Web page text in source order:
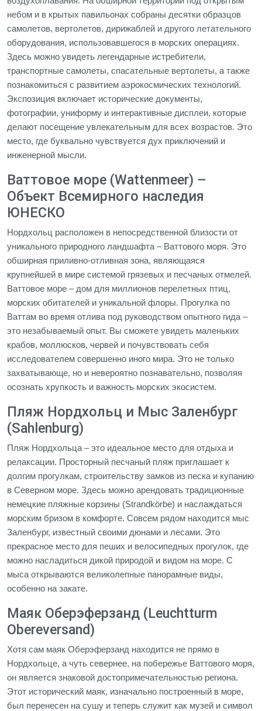
небом и в крытых павильонах собраны десятки образцов
самолетов, вертолетов, дирижаблей и другого летательного
оборудования, использовавшегося в морских операциях.
Здесь можно увидеть легендарные истребители,
транспортные самолеты, спасательные вертолеты, а также
познакомиться с развитием аэрокосмических технологий.
Экспозиция включает исторические документы,
фотографии, униформу и интерактивные дисплеи, которые
делают посещение увлекательным для всех возрастов. Это
место, где буквально чувствуется дух приключений и
инженерной мысли.
Ваттовое море (Wattenmeer) –
Объект Всемирного наследия
ЮНЕСКО
Нордхольц расположен в непосредственной близости от
уникального природного ландшафта – Ваттового моря. Это
обширная приливно-отливная зона, являющаяся
крупнейшей в мире системой грязевых и песчаных отмелей.
Ваттовое море – дом для миллионов перелетных птиц,
морских обитателей и уникальной флоры. Прогулка по
Ваттам во время отлива под руководством опытного гида –
это незабываемый опыт. Вы сможете увидеть маленьких
крабов, моллюсков, червей и почувствовать себя
исследователем совершенно иного мира. Это не только
захватывающе, но и невероятно познавательно, позволяя
осознать хрупкость и важность морских экосистем.
Пляж Нордхольц и Мыс Заленбург
(Sahlenburg)
Пляж Нордхольца – это идеальное место для отдыха и
релаксации. Просторный песчаный пляж приглашает к
долгим прогулкам, строительству замков из песка и купанию
в Северном море. Здесь можно арендовать традиционные
немецкие пляжные корзины (Strandkörbe) и наслаждаться
морским бризом в комфорте. Совсем рядом находится мыс
Заленбург, известный своими дюнами и лесами. Это
прекрасное место для пеших и велосипедных прогулок, где
можно насладиться дикой природой и видом на море. С
мыса открываются великолепные панорамные виды,
особенно на закате.
Маяк Оберэферзанд (Leuchtturm
Obereversand)
Хотя сам маяк Оберэферзанд находится не прямо в
Нордхольце, а чуть севернее, на побережье Ваттового моря,
он является знаковой достопримечательностью региона.
Этот исторический маяк, изначально построенный в море,
был перенесен на сушу и теперь служит как музей и символ